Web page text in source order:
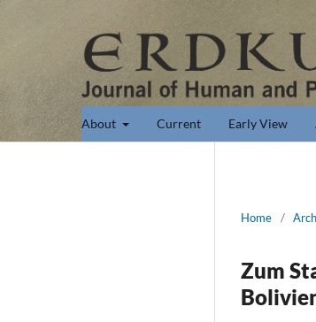
About Current Early View
Home /
Zum